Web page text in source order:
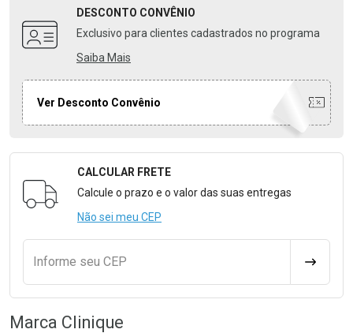
DESCONTO CONVÊNIO
Exclusivo para clientes cadastrados no programa
Saiba Mais
Ver Desconto Convênio
Formulário para Calcular o Frete
CALCULAR FRETE
Calcule o prazo e o valor das suas entregas
Não sei meu CEP
Informe seu CEP
Marca Clinique